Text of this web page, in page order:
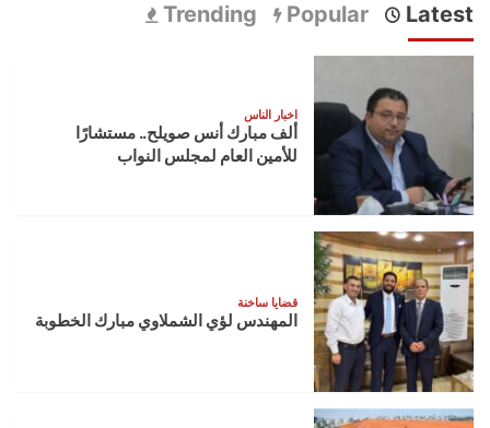
Latest
Popular
Trending
اخبار الناس
ألف مبارك أنس صويلح.. مستشارًا
للأمين العام لمجلس النواب
قضايا ساخنة
المهندس لؤي الشملاوي مبارك الخطوبة